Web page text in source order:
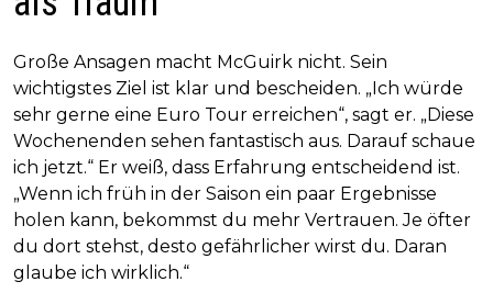
Große Ansagen macht McGuirk nicht. Sein
wichtigstes Ziel ist klar und bescheiden. „Ich würde
sehr gerne eine Euro Tour erreichen“, sagt er. „Diese
Wochenenden sehen fantastisch aus. Darauf schaue
ich jetzt.“ Er weiß, dass Erfahrung entscheidend ist.
„Wenn ich früh in der Saison ein paar Ergebnisse
holen kann, bekommst du mehr Vertrauen. Je öfter
du dort stehst, desto gefährlicher wirst du. Daran
glaube ich wirklich.“